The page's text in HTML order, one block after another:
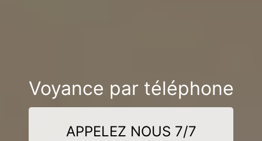
Voyance par téléphone
APPELEZ NOUS 7/7